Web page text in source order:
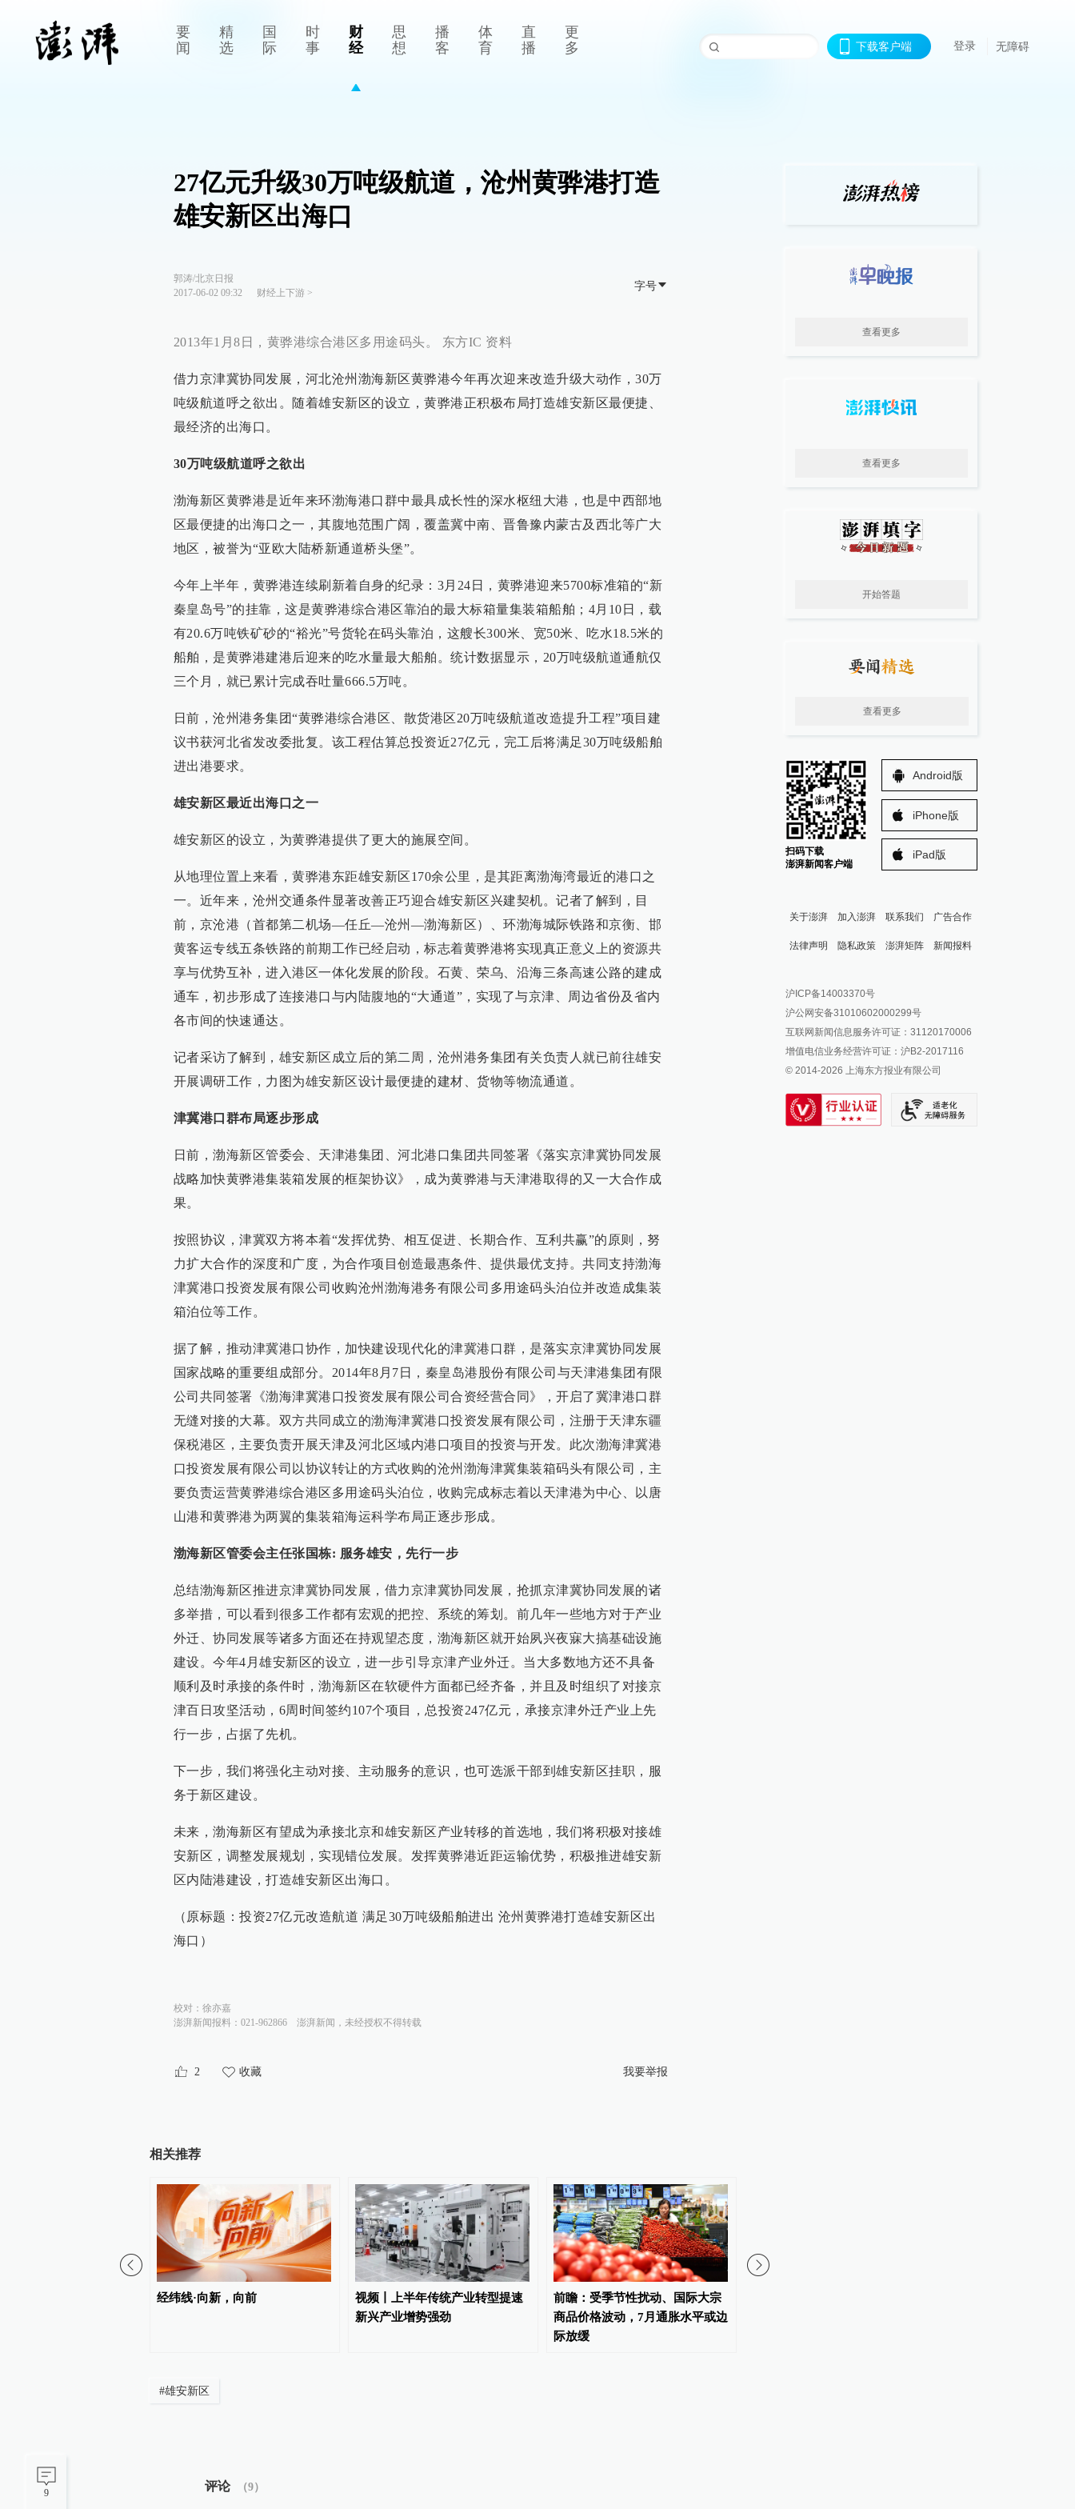
要
闻
精
选
国
际
时
事
财
经
思
想
播
客
体
育
直
播
更
多
下载客户端 登录 无障碍
9
27亿元升级30万吨级航道，沧州黄骅港打造
雄安新区出海口
郭涛/北京日报
2017-06-02 09:32
财经上下游>
字号
2013年1月8日，黄骅港综合港区多用途码头。 东方IC 资料
借力京津冀协同发展，河北沧州渤海新区黄骅港今年再次迎来改造升级大动作，30万
吨级航道呼之欲出。随着雄安新区的设立，黄骅港正积极布局打造雄安新区最便捷、
最经济的出海口。
30万吨级航道呼之欲出
渤海新区黄骅港是近年来环渤海港口群中最具成长性的深水枢纽大港，也是中西部地
区最便捷的出海口之一，其腹地范围广阔，覆盖冀中南、晋鲁豫内蒙古及西北等广大
地区，被誉为“亚欧大陆桥新通道桥头堡”。
今年上半年，黄骅港连续刷新着自身的纪录：3月24日，黄骅港迎来5700标准箱的“新
秦皇岛号”的挂靠，这是黄骅港综合港区靠泊的最大标箱量集装箱船舶；4月10日，载
有20.6万吨铁矿砂的“裕光”号货轮在码头靠泊，这艘长300米、宽50米、吃水18.5米的
船舶，是黄骅港建港后迎来的吃水量最大船舶。统计数据显示，20万吨级航道通航仅
三个月，就已累计完成吞吐量666.5万吨。
日前，沧州港务集团“黄骅港综合港区、散货港区20万吨级航道改造提升工程”项目建
议书获河北省发改委批复。该工程估算总投资近27亿元，完工后将满足30万吨级船舶
进出港要求。
雄安新区最近出海口之一
雄安新区的设立，为黄骅港提供了更大的施展空间。
从地理位置上来看，黄骅港东距雄安新区170余公里，是其距离渤海湾最近的港口之
一。近年来，沧州交通条件显著改善正巧迎合雄安新区兴建契机。记者了解到，目
前，京沧港（首都第二机场—任丘—沧州—渤海新区）、环渤海城际铁路和京衡、邯
黄客运专线五条铁路的前期工作已经启动，标志着黄骅港将实现真正意义上的资源共
享与优势互补，进入港区一体化发展的阶段。石黄、荣乌、沿海三条高速公路的建成
通车，初步形成了连接港口与内陆腹地的“大通道”，实现了与京津、周边省份及省内
各市间的快速通达。
记者采访了解到，雄安新区成立后的第二周，沧州港务集团有关负责人就已前往雄安
开展调研工作，力图为雄安新区设计最便捷的建材、货物等物流通道。
津冀港口群布局逐步形成
日前，渤海新区管委会、天津港集团、河北港口集团共同签署《落实京津冀协同发展
战略加快黄骅港集装箱发展的框架协议》，成为黄骅港与天津港取得的又一大合作成
果。
按照协议，津冀双方将本着“发挥优势、相互促进、长期合作、互利共赢”的原则，努
力扩大合作的深度和广度，为合作项目创造最惠条件、提供最优支持。共同支持渤海
津冀港口投资发展有限公司收购沧州渤海港务有限公司多用途码头泊位并改造成集装
箱泊位等工作。
据了解，推动津冀港口协作，加快建设现代化的津冀港口群，是落实京津冀协同发展
国家战略的重要组成部分。2014年8月7日，秦皇岛港股份有限公司与天津港集团有限
公司共同签署《渤海津冀港口投资发展有限公司合资经营合同》，开启了冀津港口群
无缝对接的大幕。双方共同成立的渤海津冀港口投资发展有限公司，注册于天津东疆
保税港区，主要负责开展天津及河北区域内港口项目的投资与开发。此次渤海津冀港
口投资发展有限公司以协议转让的方式收购的沧州渤海津冀集装箱码头有限公司，主
要负责运营黄骅港综合港区多用途码头泊位，收购完成标志着以天津港为中心、以唐
山港和黄骅港为两翼的集装箱海运科学布局正逐步形成。
渤海新区管委会主任张国栋: 服务雄安，先行一步
总结渤海新区推进京津冀协同发展，借力京津冀协同发展，抢抓京津冀协同发展的诸
多举措，可以看到很多工作都有宏观的把控、系统的筹划。前几年一些地方对于产业
外迁、协同发展等诸多方面还在持观望态度，渤海新区就开始夙兴夜寐大搞基础设施
建设。今年4月雄安新区的设立，进一步引导京津产业外迁。当大多数地方还不具备
顺利及时承接的条件时，渤海新区在软硬件方面都已经齐备，并且及时组织了对接京
津百日攻坚活动，6周时间签约107个项目，总投资247亿元，承接京津外迁产业上先
行一步，占据了先机。
下一步，我们将强化主动对接、主动服务的意识，也可选派干部到雄安新区挂职，服
务于新区建设。
未来，渤海新区有望成为承接北京和雄安新区产业转移的首选地，我们将积极对接雄
安新区，调整发展规划，实现错位发展。发挥黄骅港近距运输优势，积极推进雄安新
区内陆港建设，打造雄安新区出海口。
（原标题：投资27亿元改造航道 满足30万吨级船舶进出 沧州黄骅港打造雄安新区出
海口）
校对： 徐亦嘉
澎湃新闻报料：021-962866
澎湃新闻，未经授权不得转载
2 收藏 我要举报
相关推荐
经纬线·向新，向前
视频丨上半年传统产业转型提速
新兴产业增势强劲
前瞻：受季节性扰动、国际大宗
商品价格波动，7月通胀水平或边
际放缓
#雄安新区
评论 （9）
查看更多
查看更多
开始答题
查看更多
扫码下载
澎湃新闻客户端
Android版
iPhone版
iPad版
关于澎湃 加入澎湃 联系我们 广告合作
法律声明 隐私政策 澎湃矩阵
澎湃新闻公众号
澎湃新闻抖音号
派生万物开放平台
IP SHANGHAI
SIXTH TONE
新闻报料
报料邮箱: news@thepaper.cn
沪ICP备14003370号
沪公网安备31010602000299号
互联网新闻信息服务许可证：31120170006
增值电信业务经营许可证：沪B2-2017116
© 2014-2026 上海东方报业有限公司